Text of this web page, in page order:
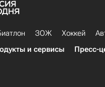
ЗОЖ Хоккей
и сервисы Пресс-